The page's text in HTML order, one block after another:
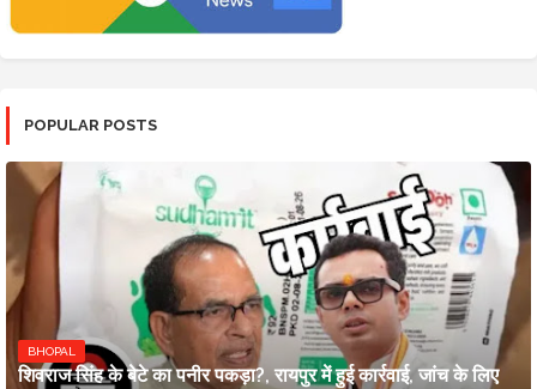
POPULAR POSTS
BHOPAL
शिवराज सिंह के बेटे का पनीर पकड़ा?, रायपुर में हुई कार्रवाई, जांच के लिए